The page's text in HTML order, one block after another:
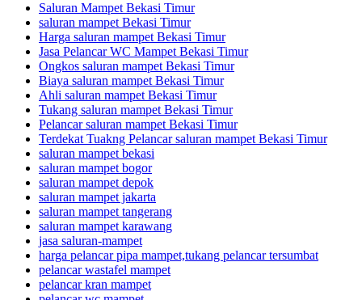
Saluran Mampet Bekasi Timur
saluran mampet Bekasi Timur
Harga saluran mampet Bekasi Timur
Jasa Pelancar WC Mampet Bekasi Timur
Ongkos saluran mampet Bekasi Timur
Biaya saluran mampet Bekasi Timur
Ahli saluran mampet Bekasi Timur
Tukang saluran mampet Bekasi Timur
Pelancar saluran mampet Bekasi Timur
Terdekat Tuakng Pelancar saluran mampet Bekasi Timur
saluran mampet bekasi
saluran mampet bogor
saluran mampet depok
saluran mampet jakarta
saluran mampet tangerang
saluran mampet karawang
jasa saluran-mampet
harga pelancar pipa mampet,tukang pelancar tersumbat
pelancar wastafel mampet
pelancar kran mampet